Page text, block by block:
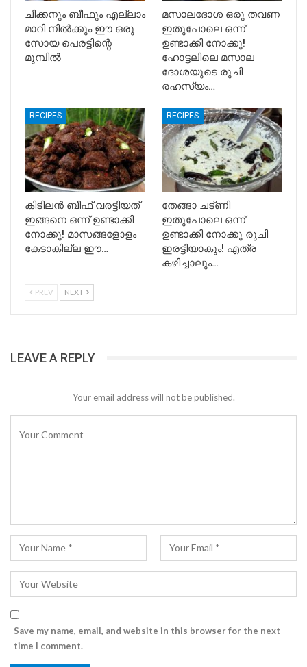
ചിക്കനും ബീഫും എല്ലാം
മാറി നിൽക്കും ഈ ഒരു
സോയ പെരട്ടിന്റെ
മുമ്പിൽ
മസാലദോശ ഒരു തവണ
ഇതുപോലെ ഒന്ന്
ഉണ്ടാക്കി നോക്കൂ!
ഹോട്ടലിലെ മസാല
ദോശയുടെ രുചി
രഹസ്യം…
RECIPES
കിടിലൻ ബീഫ് വരട്ടിയത്
ഇങ്ങനെ ഒന്ന് ഉണ്ടാക്കി
നോക്കൂ! മാസങ്ങളോളം
കേടാകില്ല ഈ…
RECIPES
തേങ്ങാ ചട്ണി
ഇതുപോലെ ഒന്ന്
ഉണ്ടാക്കി നോക്കൂ രുചി
ഇരട്ടിയാകും! എത്ര
കഴിച്ചാലും…
PREV NEXT
LEAVE A REPLY
Your email address will not be published.
Save my name, email, and website in this browser for the next
time I comment.